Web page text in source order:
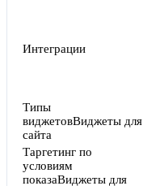
Интеграции
Типы
виджетовВиджеты для
сайта
Таргетинг по
условиям
показаВиджеты для